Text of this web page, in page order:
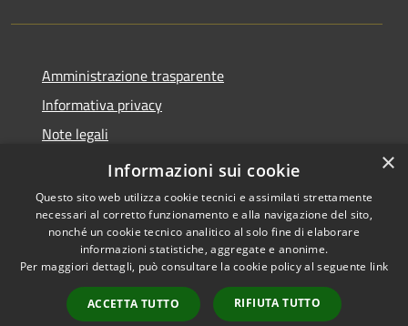
Amministrazione trasparente
Informativa privacy
Note legali
Dichiarazione di accessibilità
Accessibilità
Copyright © 2026 • Città di
Erice • Powered by
Municipium•
Accesso
redazione
×
Informazioni sui cookie
Questo sito web utilizza cookie tecnici e assimilati strettamente
necessari al corretto funzionamento e alla navigazione del sito,
nonché un cookie tecnico analitico al solo fine di elaborare
informazioni statistiche, aggregate e anonime.
Per maggiori dettagli, può consultare la cookie policy al seguente link
ACCETTA TUTTO RIFIUTA TUTTO